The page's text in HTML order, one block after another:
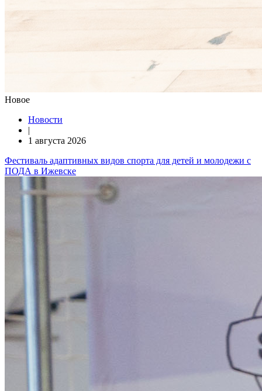
Новое
Новости
|
1 августа 2026
Фестиваль адаптивных видов спорта для детей и молодежи с
ПОДА в Ижевске